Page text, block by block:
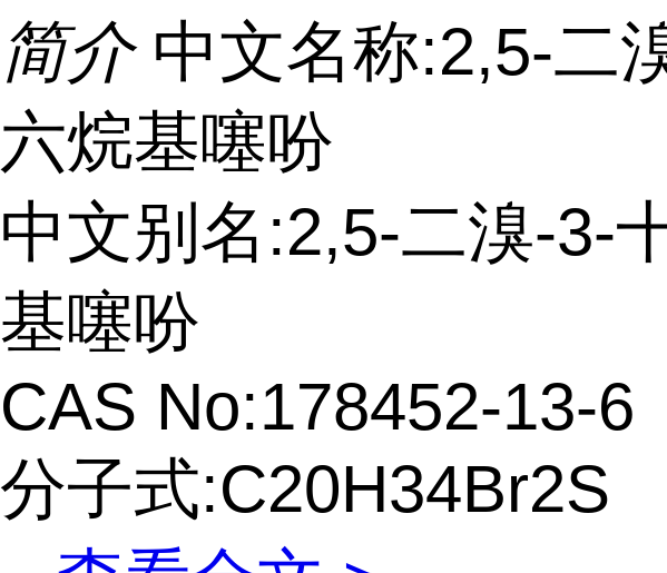
简介 中文名称:2,5-二
六烷基噻吩
中文别名:2,5-二溴-3-
基噻吩
CAS No:178452-13-6
分子式:C20H34Br2S